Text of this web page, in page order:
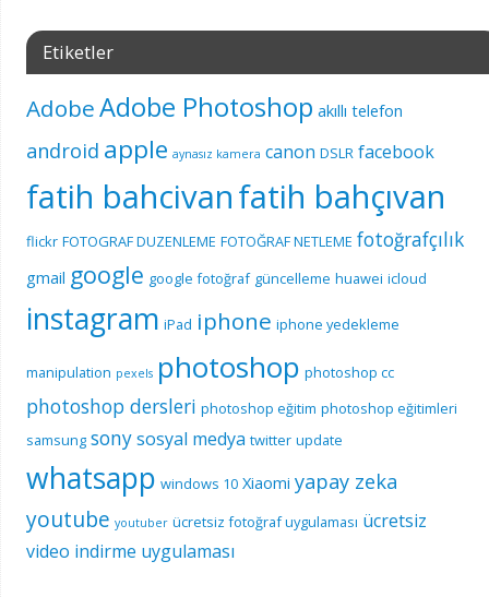
Etiketler
AdobeAdobe Photoshop akıllı telefon
android apple aynasız kamera canon DSLR facebook
fatih bahcivanfatih bahçıvan
flickr FOTOGRAF DUZENLEME FOTOĞRAF NETLEME fotoğrafçılık
gmail google google fotoğraf güncelleme huawei icloud
instagram iPad iphone iphone yedekleme
manipulation pexels photoshop photoshop cc
photoshop dersleri photoshop eğitim photoshop eğitimleri
samsung sony sosyal medya twitter update
whatsapp windows 10 Xiaomi yapay zeka
youtube youtuber ücretsiz fotoğraf uygulaması ücretsiz
video indirme uygulaması